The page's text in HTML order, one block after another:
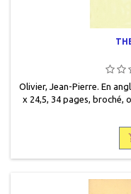
Olivier, Jean-Pierre. En
x 24,5, 34 pages, broché,
de de la page 1 à 7.